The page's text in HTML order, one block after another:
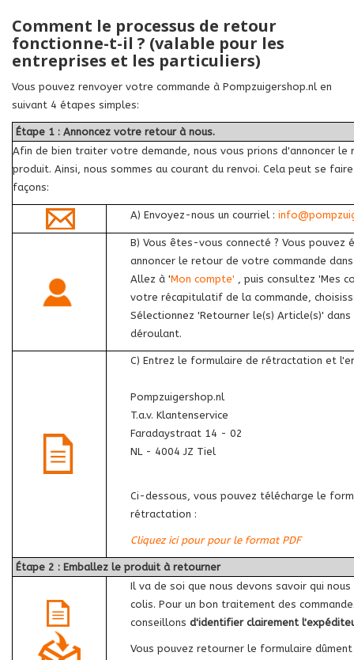
Comment le processus de retour
fonctionne-t-il ? (valable pour les
entreprises et les particuliers)
Vous pouvez renvoyer votre commande à Pompzuigershop.nl en
suivant 4 étapes simples:
Étape 1 : Annoncez votre retour à nous.
Afin de bien traiter votre demande, nous vous prions d'annoncer
produit. Ainsi, nous sommes au courant du renvoi. Cela peut se
façons:
A) Envoyez-nous un courriel :
B) Vous êtes-vous connecté ? Vous pouvez
annoncer le retour de votre commande
Allez à 'Mon compte' , puis consultez 'Mes
votre récapitulatif de la commande,
Sélectionnez 'Retourner le(s) Article(s)' dans
déroulant.
C) Entrez le formulaire de rétractation et
Pompzuigershop.nl
T.a.v. Klantenservice
Faradaystraat 14 - 02
NL - 4004 JZ Tiel
Ci-dessous, vous pouvez télécharge le
rétractation :
Cliquez ici pour pour le format PDF
Étape 2 : Emballez le produit à retourner
Il va de soi que nous devons savoir qui nous
colis. Pour un bon traitement des
conseillons d'identifier clairement
Vous pouvez retourner le formulaire